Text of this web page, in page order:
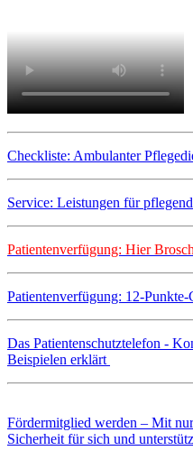
Checkliste: Ambulanter
Service: Leistungen für
Patientenverfügung: Hier
Patientenverfügung: 12-Punkte-
Das Patientenschutztelefon -
Beispielen erklärt
Fördermitglied werden – Mit
Sicherheit für sich und